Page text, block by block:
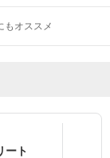
もオススメ
ート